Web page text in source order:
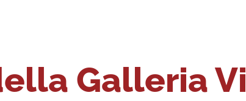
Galleria